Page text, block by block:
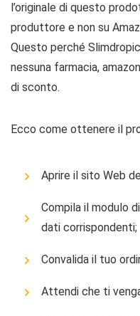
l’originale di questo
produttore e non su
Questo perché
nessuna farmacia,
di sconto.
Ecco come ottenere il
Aprire il sito Web
Compila il modulo
dati corrispondenti;
Convalida il tuo
Attendi che ti